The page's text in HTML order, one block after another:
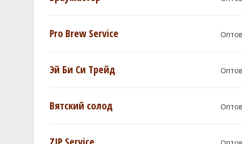
Pro Brew Service
Эй Би Си Трейд
Вятский солод